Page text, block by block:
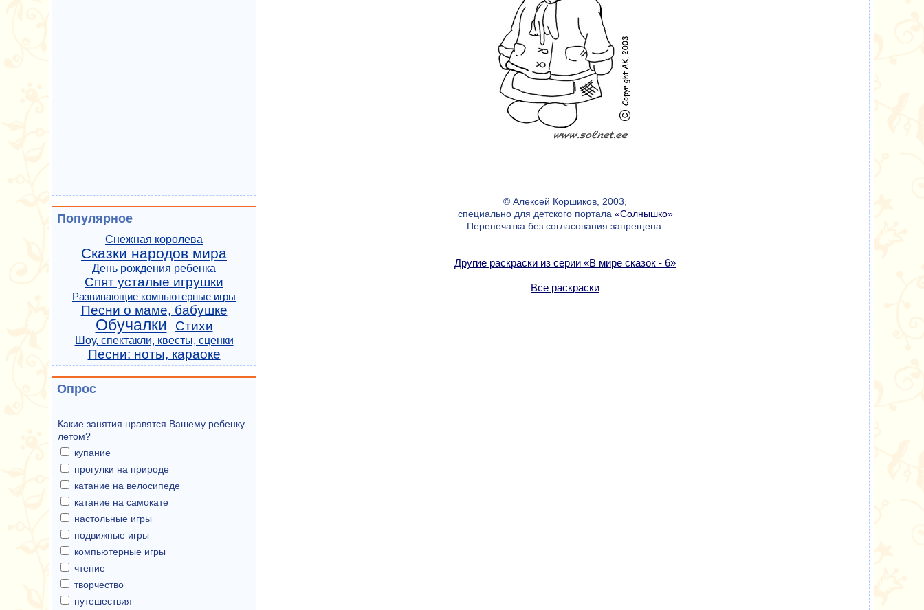
© Алексей Коршиков, 2003,
специально для детского портала «Солнышко»
Перепечатка без согласования запрещена.
Другие раскраски из серии «В мире сказок - 6»
Все раскраски
Популярное
Снежная королева
Сказки народов мира
День рождения ребенка
Спят усталые игрушки
Развивающие компьютерные игры
Песни о маме, бабушке
Обучалки Стихи
Шоу, спектакли, квесты, сценки
Песни: ноты, караоке
Опрос
Какие занятия нравятся Вашему ребенку
летом?
купание
прогулки на природе
катание на велосипеде
катание на самокате
настольные игры
подвижные игры
компьютерные игры
чтение
творчество
путешествия